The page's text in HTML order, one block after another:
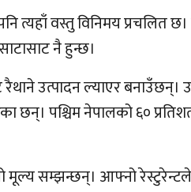
त्यहाँ वस्तु विनिमय प्रचलित
नै हुन्छ।
उत्पादन ल्याएर बनाउँछन्।
छन्। पश्चिम नेपालको ६०
मूल्य सम्झन्छन्। आफ्नो